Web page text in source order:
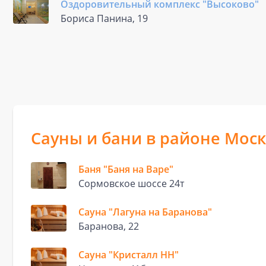
Оздоровительный комплекс "Высоково"
Бориса Панина, 19
Сауны и бани в районе
Баня "Баня на Варе"
Сормовское шоссе 24т
Сауна "Лагуна на Баранова"
Баранова, 22
Сауна "Кристалл НН"